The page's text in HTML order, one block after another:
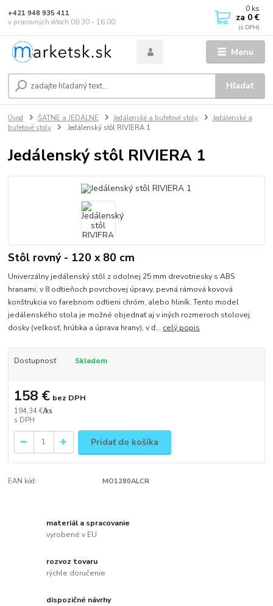
Menu
Hľadať
+421 948 935 411
v pracovných dňoch 08.30 - 16.00
0 ks
za 0 €
Úvod ŠATNE a JEDÁLNE Jedálenské a bufetové stoly
Jedálenské a
bufetové stoly
Jedálenský stôl RIVIERA 1
Jedálenský stôl RIVIERA 1
Stôl rovný - 120 x 80 cm
Univerzálny jedálenský stôl z odolnej 25 mm drevotriesky s ABS
hranami, v 8 odtieňoch povrchovej úpravy, pevná rámová kovová
konštrukcia vo farebnom odtieni chróm, alebo hliník. Tento model
jedálenského stola je možné objednať aj v iných rozmeroch stolovej
dosky (veľkosť, hrúbka a úprava hrany), v ď... celý popis
Dostupnosť Skladom
194,34 €/ks
158 € bez DPH
Pridať do košíka
EAN kód: MO1280ALCR
materiál a spracovanie
vyrobené v EU
rozvoz tovaru
rýchle doručenie
dispozičné návrhy